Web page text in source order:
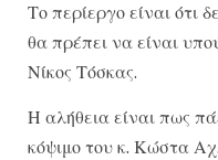
Το περίεργο είναι ότι
θα πρέπει να είναι
Νίκος Τόσκας.
Η αλήθεια είναι πως
κόψιμο του κ. Κώστα